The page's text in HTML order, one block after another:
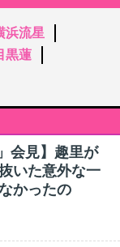
浜流星
黒蓮
会見】趣里が
いた意外な一
かったの